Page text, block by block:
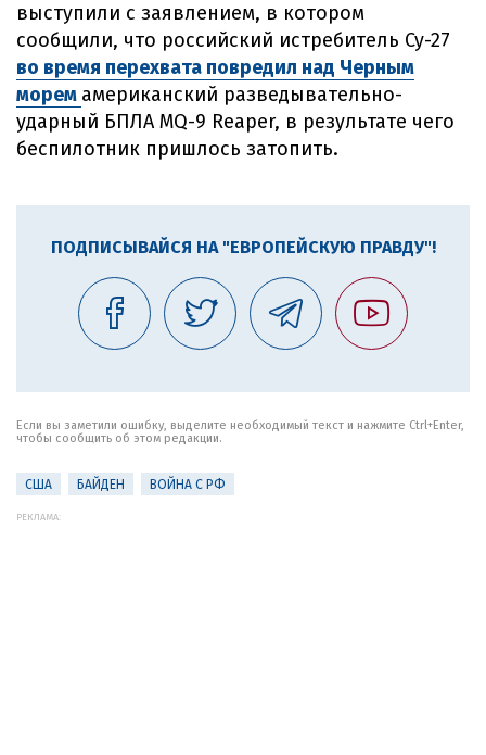
выступили с заявлением, в котором
сообщили, что российский истребитель Су-27
во время перехвата повредил над Черным
морем американский разведывательно-
ударный БПЛА MQ-9 Reaper, в результате чего
беспилотник пришлось затопить.
ПОДПИСЫВАЙСЯ НА "ЕВРОПЕЙСКУЮ ПРАВДУ"!
Если вы заметили ошибку, выделите необходимый текст и нажмите Ctrl+Enter,
чтобы сообщить об этом редакции.
США БАЙДЕН ВОЙНА С РФ
РЕКЛАМА: